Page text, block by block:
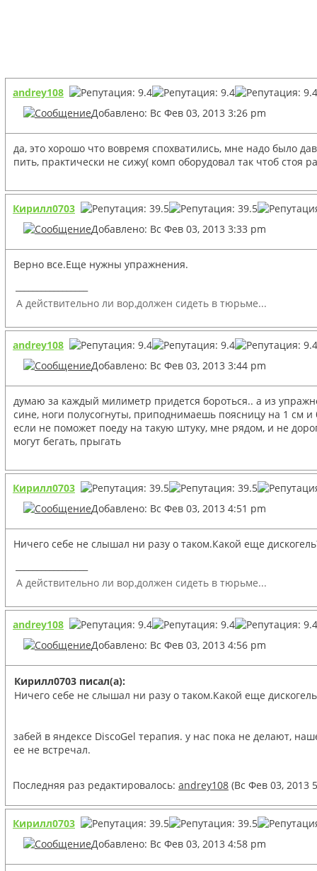
andrey108
Добавлено: Вс Фев 03, 2013 3:26 pm
да, это хорошо что вовремя спохватились, мне надо было
пить, практически не сижу( комп оборудовал так чтоб стоя
Кирилл0703
Добавлено: Вс Фев 03, 2013 3:33 pm
Верно все.Еще нужны упражнения.
А действительно ли вор,должен сидеть в тюрьме...
andrey108
Добавлено: Вс Фев 03, 2013 3:44 pm
думаю за каждый милиметр придется бороться.. а из
сине, ноги полусогнуты, приподнимаешь поясницу на 1 см
если не поможет поеду на такую штуку, мне рядом, и не
могут бегать, прыгать
Кирилл0703
Добавлено: Вс Фев 03, 2013 4:51 pm
Ничего себе не слышал ни разу о таком.Какой еще
А действительно ли вор,должен сидеть в тюрьме...
andrey108
Добавлено: Вс Фев 03, 2013 4:56 pm
Кирилл0703 писал(а):
Ничего себе не слышал ни разу о таком.Какой еще
забей в яндексе DiscoGel терапия. у нас пока не делают,
ее не встречал.
Последняя раз редактировалось: andrey108 (Вс Фев 03, 2013
Кирилл0703
Добавлено: Вс Фев 03, 2013 4:58 pm